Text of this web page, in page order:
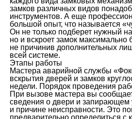
замков различных видов
инструментов. А еще
большой опыт, что называется
Он не только подберет нужный
но и вскроет замок максимально
не причинив дополнительных
всей системе.
Этапы работы
Мастера аварийной службы
вскрытия дверей и замков
недели. Порядок проведения
При вызове мастера вы
сведения о двери и запирающем
и причине неисправности. Это
предварительно определиться с